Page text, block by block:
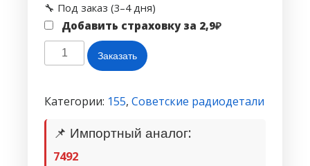
🔧 Под заказ (3–4 дня)
Добавить страховку за 2,9₽
Количество
товара
#P
Заказать
Категории: 155, Советские радиодетали
📌 Импортный аналог:
7492